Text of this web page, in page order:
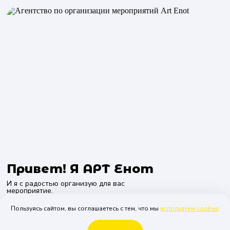
Привет! Я АРТ Енот
И я с радостью организую для вас
мероприятие.
Вам не нужно что-то придумывать, так как за
вас придумают всё наши менеджеры, просто
Пользуясь сайтом, вы соглашаетесь с тем, что мы используем cookies